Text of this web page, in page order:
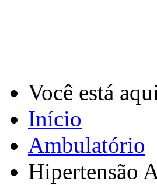
Você está
Início
Ambulatório
Hipertensão